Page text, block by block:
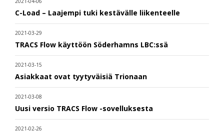
C-Load – Laajempi tuki kestävälle liikenteelle
2021-03-29
TRACS Flow käyttöön Söderhamns LBC:ssä
2021-03-15
Asiakkaat ovat tyytyväisiä Trionaan
2021-03-08
Uusi versio TRACS Flow -sovelluksesta
2021-02-26